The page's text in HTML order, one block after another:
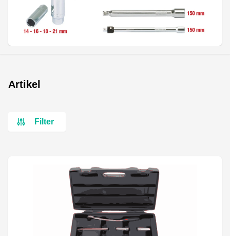
Artikel
Filter